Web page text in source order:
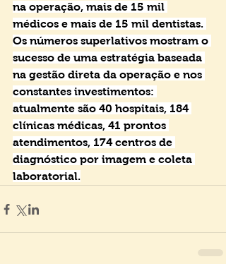
na operação, mais de 15 mil
médicos e mais de 15 mil dentistas.
Os números superlativos mostram o
sucesso de uma estratégia baseada
na gestão direta da operação e nos
constantes investimentos:
atualmente são 40 hospitais, 184
clínicas médicas, 41 prontos
atendimentos, 174 centros de
diagnóstico por imagem e coleta
laboratorial.